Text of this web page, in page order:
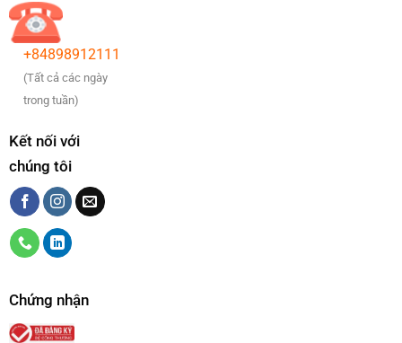
+84898912111
(Tất cả các ngày
trong tuần)
Kết nối với
chúng tôi
Chứng nhận